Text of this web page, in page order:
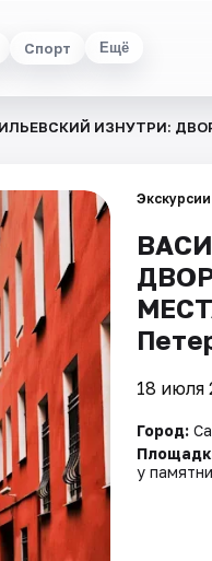
Спорт Ещё
ИЗНУТРИ:
Экскурсии
18 июля
Город:
у